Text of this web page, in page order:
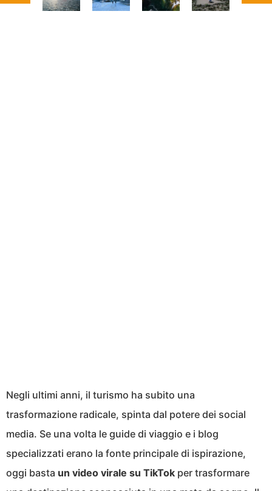
Negli ultimi anni, il turismo ha subito una
trasformazione radicale, spinta dal potere dei social
media. Se una volta le guide di viaggio e i blog
specializzati erano la fonte principale di ispirazione,
oggi basta un video virale su TikTok per trasformare